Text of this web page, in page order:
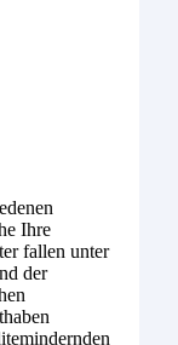
Ihre
fallen unter
der